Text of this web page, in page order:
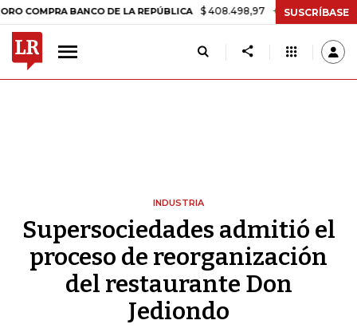
BANCO DE LA REPÚBLICA $ 408.498,97 +$ 8.753,81 +2,19%
SUSCRÍBASE
INDUSTRIA
Supersociedades admitió el
proceso de reorganización
del restaurante Don
Jediondo